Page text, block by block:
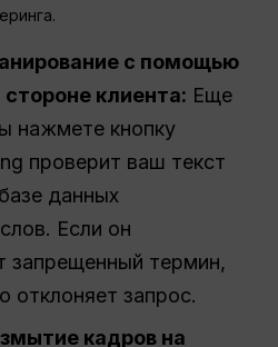
с помощью
стороне клиента: Еще
нажмете кнопку
проверит ваш текст
данных
Если он
запрещенный термин,
отклоняет запрос.
кадров на